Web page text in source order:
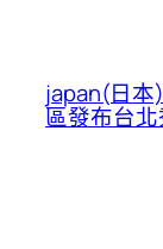
japan(日本
區發布台